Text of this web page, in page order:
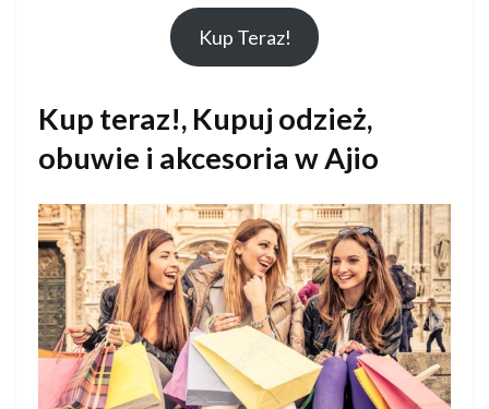
Kup Teraz!
Kup teraz!, Kupuj odzież,
obuwie i akcesoria w Ajio